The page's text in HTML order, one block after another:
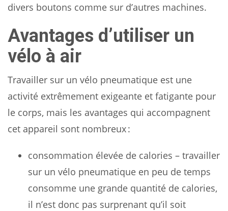
divers boutons comme sur d’autres machines.
Avantages d’utiliser un
vélo à air
Travailler sur un vélo pneumatique est une
activité extrêmement exigeante et fatigante pour
le corps, mais les avantages qui accompagnent
cet appareil sont nombreux :
consommation élevée de calories – travailler
sur un vélo pneumatique en peu de temps
consomme une grande quantité de calories,
il n’est donc pas surprenant qu’il soit